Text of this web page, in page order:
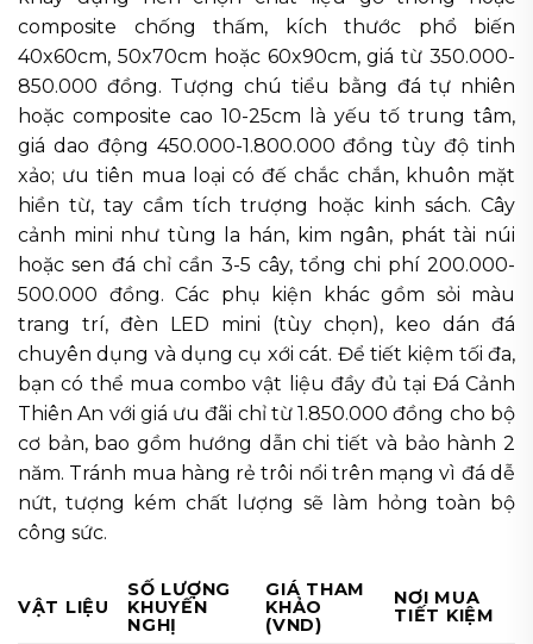
composite chống thấm, kích thước phổ biến
40x60cm, 50x70cm hoặc 60x90cm, giá từ 350.000-
850.000 đồng. Tượng chú tiểu bằng đá tự nhiên
hoặc composite cao 10-25cm là yếu tố trung tâm,
giá dao động 450.000-1.800.000 đồng tùy độ tinh
xảo; ưu tiên mua loại có đế chắc chắn, khuôn mặt
hiền từ, tay cầm tích trượng hoặc kinh sách. Cây
cảnh mini như tùng la hán, kim ngân, phát tài núi
hoặc sen đá chỉ cần 3-5 cây, tổng chi phí 200.000-
500.000 đồng. Các phụ kiện khác gồm sỏi màu
trang trí, đèn LED mini (tùy chọn), keo dán đá
chuyên dụng và dụng cụ xới cát. Để tiết kiệm tối đa,
bạn có thể mua combo vật liệu đầy đủ tại Đá Cảnh
Thiên An với giá ưu đãi chỉ từ 1.850.000 đồng cho bộ
cơ bản, bao gồm hướng dẫn chi tiết và bảo hành 2
năm. Tránh mua hàng rẻ trôi nổi trên mạng vì đá dễ
nứt, tượng kém chất lượng sẽ làm hỏng toàn bộ
công sức.
VẬT LIỆU
SỐ LƯỢNG
KHUYẾN
NGHỊ
GIÁ THAM
KHẢO
(VND)
NƠI MUA
TIẾT KIỆM